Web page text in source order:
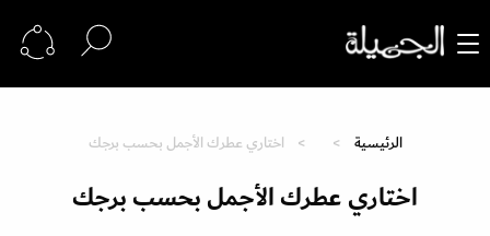
الرئيسية اختاري عطرك الأجمل بحسب برجك
اختاري عطرك الأجمل بحسب برجك